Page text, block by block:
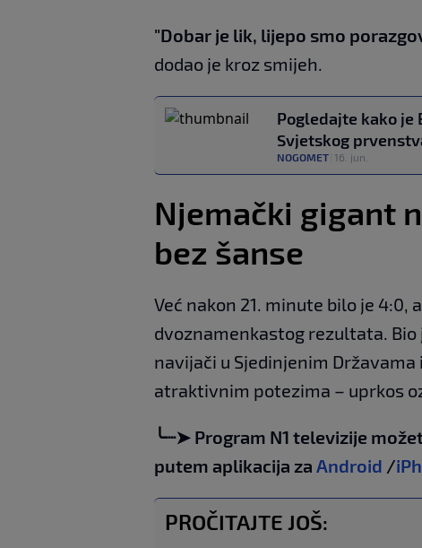
"Dobar je lik, lijepo smo
dodao je kroz smijeh.
Pogledajte kako je
Svjetskog
NOGOMET 16. jun.
Njemački gigant
bez šanse
Već nakon 21. minute bilo je 4:0,
dvoznamenkastog rezultata. Bio
navijači u Sjedinjenim
atraktivnim potezima – uprkos
╰┈➤ Program N1 televizije
putem aplikacija za Android /
PROČITAJTE JOŠ: